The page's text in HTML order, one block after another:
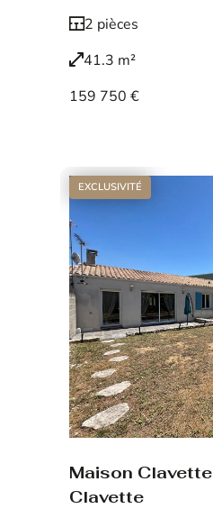
2 pièces
41.3 m²
159 750 €
EXCLUSIVITÉ
Maison Clavette
Clavette